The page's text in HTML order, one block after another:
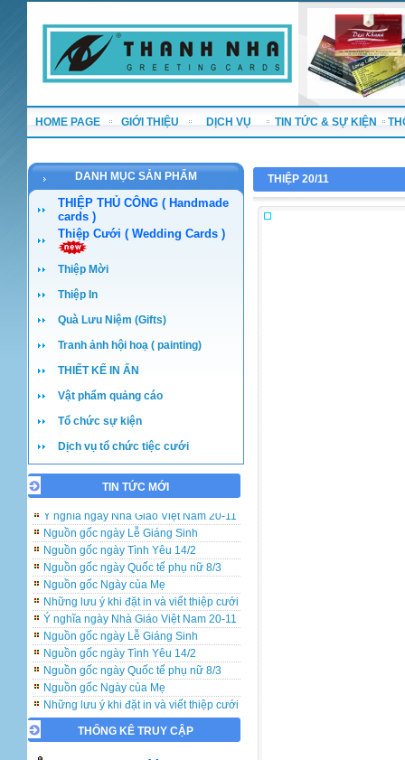
HOME PAGE GIỚI THIỆU DỊCH VỤ TIN TỨC & SỰ KIỆN
DANH MỤC SẢN PHẨM
THIỆP THỦ CÔNG ( Handmade
cards )
Thiệp Cưới ( Wedding Cards )
Thiệp Mời
Thiệp In
Quà Lưu Niệm (Gifts)
Tranh ảnh hội hoạ ( painting)
THIẾT KẾ IN ẤN
Vật phẩm quảng cáo
Tổ chức sự kiện
Dịch vụ tổ chức tiệc cưới
TIN TỨC MỚI
Những lưu ý khi đặt in và viết thiệp cưới
Nguồn gốc ngày Lễ Giáng Sinh
Nguồn gốc ngày Tình Yêu 14/2
Nguồn gốc ngày Quốc tế phụ nữ 8/3
Nguồn gốc Ngày của Mẹ
Những lưu ý khi đặt in và viết thiệp cưới
Ý nghĩa ngày Nhà Giáo Việt Nam 20-11
Nguồn gốc ngày Lễ Giáng Sinh
Nguồn gốc ngày Tình Yêu 14/2
Nguồn gốc ngày Quốc tế phụ nữ 8/3
Nguồn gốc Ngày của Mẹ
Những lưu ý khi đặt in và viết thiệp cưới
Ý nghĩa ngày Nhà Giáo Việt Nam 20-11
Nguồn gốc ngày Lễ Giáng Sinh
THỐNG KÊ TRUY CẬP
THIỆP 20/11